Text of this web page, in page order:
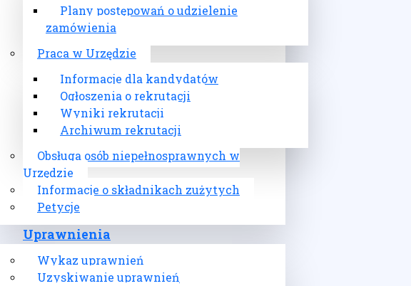
Plany postępowań o udzielenie
zamówienia
Praca w Urzędzie
Informacje dla kandydatów
Ogłoszenia o rekrutacji
Wyniki rekrutacji
Archiwum rekrutacji
Obsługa osób niepełnosprawnych w
Urzędzie
Informacje o składnikach zużytych
Petycje
Uprawnienia
Wykaz uprawnień
Uzyskiwanie uprawnień